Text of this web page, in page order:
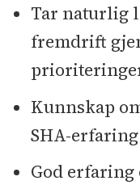
Tar naturlig
fremdrift
Kunnskap
SHA-
God erfaring